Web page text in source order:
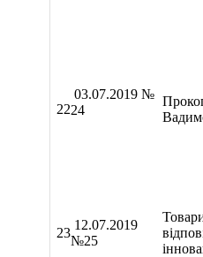
22
03.07.2019 №
24
23
12.07.2019
№25